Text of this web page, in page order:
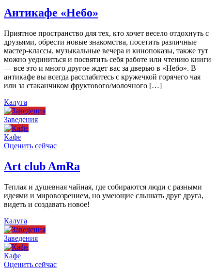
Антикафе «Небо»
Приятное пространство для тех, кто хочет весело отдохнуть с
друзьями, обрести новые знакомства, посетить различные
мастер-классы, музыкальные вечера и кинопоказы, также тут
можно уединиться и посвятить себя работе или чтению книги
— все это и много другое ждет вас за дверью в «Небо». В
антикафе вы всегда расслабитесь с кружечкой горячего чая
или за стаканчиком фруктового/молочного […]
Калуга
Заведения
Кафе
Оценить сейчас
Art сlub AmRa
Теплая и душевная чайная, где собираются люди с разными
идеями и мировозрением, но умеющие слышать друг друга,
видеть и создавать новое!
Калуга
Заведения
Кафе
Оценить сейчас